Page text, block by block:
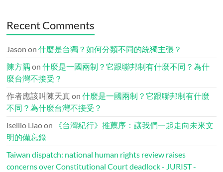
Recent Comments
Jason on什麼是台獨？如何分類不同的統獨主張？
陳方隅 on什麼是一國兩制？它跟聯邦制有什麼不同？為什
麼台灣不接受？
作者應該叫陳天真on什麼是一國兩制？它跟聯邦制有什麼
不同？為什麼台灣不接受？
iseilio Liaoon
《台灣紀行》推薦序：讓我們一起走向未來文
明的備忘錄
Taiwan dispatch: national human rights review raises
concerns over Constitutional Court deadlock - JURIST -